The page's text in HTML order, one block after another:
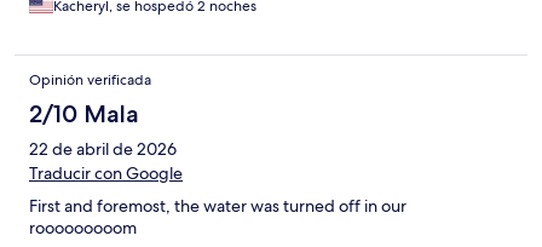
Kacheryl, se hospedó 2 noches
Opinión verificada
2/10 Mala
22 de abril de 2026
Traducir con Google
First and foremost, the water was turned off in our
rooooooooom